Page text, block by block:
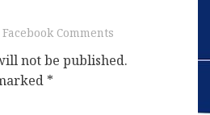
Facebook Comments
not be published.
*